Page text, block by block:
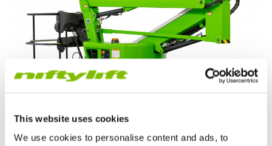
This website uses cookies
We use cookies to personalise content and ads, to